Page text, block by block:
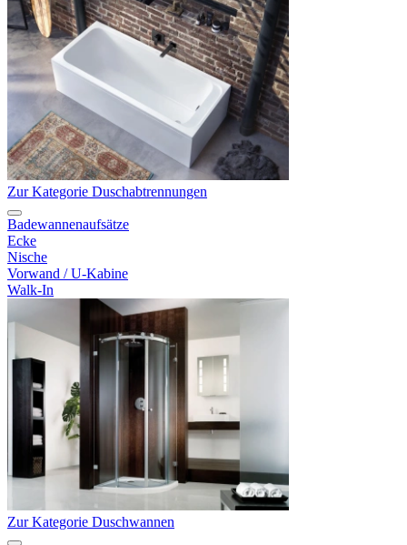
Zur Kategorie Duschabtrennungen
Badewannenaufsätze
Ecke
Nische
Vorwand / U-Kabine
Walk-In
Zur Kategorie Duschwannen